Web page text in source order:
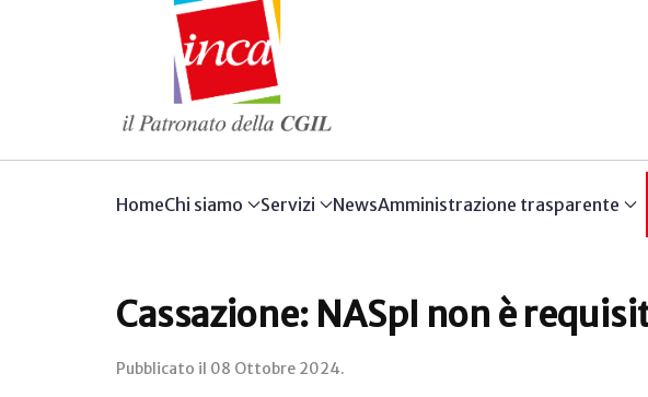
HomeChi siamo Servizi NewsAmministrazione trasparente
Cassazione: NASpI non è
Pubblicato il 08 Ottobre 2024.